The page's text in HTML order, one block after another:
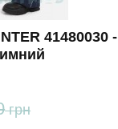
41480030 -
грн